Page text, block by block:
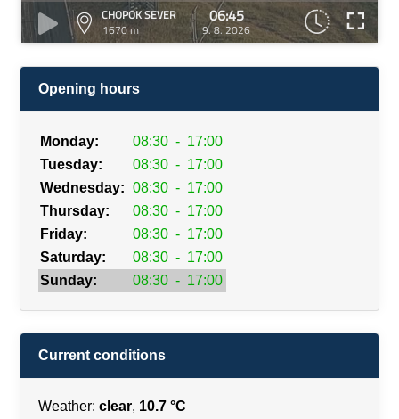
CHOPOK SEVER
1670 m
06:45
9. 8. 2026
Opening hours
Monday: 08:30 - 17:00
Tuesday:
08:30 - 17:00
Wednesday: 08:30 - 17:00
Thursday:
08:30 - 17:00
Friday:
08:30 - 17:00
Saturday:
08:30 - 17:00
Sunday:
08:30 - 17:00
Current conditions
Weather: clear, 10.7 °C